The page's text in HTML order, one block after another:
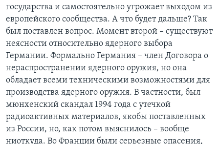
государства и самостоятельно угрожает выходом из
европейского сообщества. А что будет дальше? Так
был поставлен вопрос. Момент второй – существуют
неясности относительно ядерного выбора
Германии. Формально Германия – член Договора о
нераспространении ядерного оружия, но она
обладает всеми техническими возможностями для
производства ядерного оружия. В частности, был
мюнхенский скандал 1994 года с утечкой
радиоактивных материалов, якобы поставленных
из России, но, как потом выяснилось – вообще
ниоткуда. Во Франции были серьезные опасения,